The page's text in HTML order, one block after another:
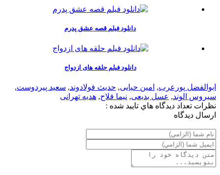
دانلود فیلم قصه عشق پدرم
دانلود فیلم حلقه های ازدواج
ابوالفضل پورعرب, امین حیایی, حدیث فولادوند, سعید پیردوست,
سیروس الوند, عسل بدیعی, نیما فلاح, هدیه تهرانی
نظرات تعداد ديدگاه هاي تاييد شده :
ارسال ديدگاه